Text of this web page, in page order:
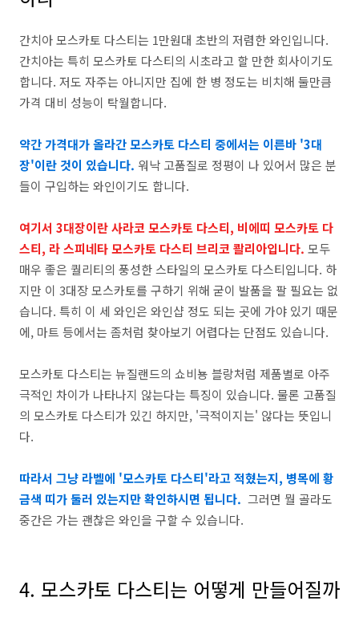
간치아 모스카토 다스티는 1만원대 초반의 저렴한 와인입니다.
간치아는 특히 모스카토 다스티의 시초라고 할 만한 회사이기도
합니다. 저도 자주는 아니지만 집에 한 병 정도는 비치해 둘만큼
가격 대비 성능이 탁월합니다.
약간 가격대가 올라간 모스카토 다스티 중에서는 이른바 '3대
장'이란 것이 있습니다. 워낙 고품질로 정평이 나 있어서 많은 분
들이 구입하는 와인이기도 합니다.
여기서 3대장이란 사라코 모스카토 다스티, 비에띠 모스카토 다
스티, 라 스피네타 모스카토 다스티 브리코 콸리아입니다. 모두
매우 좋은 퀄리티의 풍성한 스타일의 모스카토 다스티입니다. 하
지만 이 3대장 모스카토를 구하기 위해 굳이 발품을 팔 필요는 없
습니다. 특히 이 세 와인은 와인샵 정도 되는 곳에 가야 있기 때문
에, 마트 등에서는 좀처럼 찾아보기 어렵다는 단점도 있습니다.
모스카토 다스티는 뉴질랜드의 쇼비뇽 블랑처럼 제품별로 아주
극적인 차이가 나타나지 않는다는 특징이 있습니다. 물론 고품질
의 모스카토 다스티가 있긴 하지만, '극적이지는' 않다는 뜻입니
다.
따라서 그냥 라벨에 '모스카토 다스티'라고 적혔는지, 병목에 황
금색 띠가 둘러 있는지만 확인하시면 됩니다. 그러면 뭘 골라도
중간은 가는 괜찮은 와인을 구할 수 있습니다.
4. 모스카토 다스티는 어떻게 만들어질까